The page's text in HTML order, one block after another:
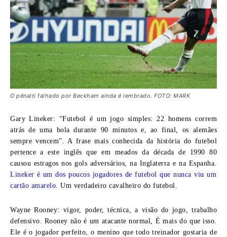
O pênalti falhado por Beckham ainda é lembrado. FOTO: MARK
Gary Lineker: “Futebol é um jogo simples: 22 homens correm
atrás de uma bola durante 90 minutos e, ao final, os alemães
sempre vencem”. A frase mais conhecida da história do futebol
pertence a este inglês que em meados da década de 1990 80
causou estragos nos gols adversários, na Inglaterra e na Espanha.
Lineker é um dos poucos jogadores de futebol que nunca viu um
cartão amarelo . Um verdadeiro cavalheiro do futebol.
Wayne Rooney: vigor, poder, técnica, a visão do jogo, trabalho
defensivo. Rooney não é um atacante normal, É mais do que isso.
Ele é o jogador perfeito, o menino que todo treinador gostaria de